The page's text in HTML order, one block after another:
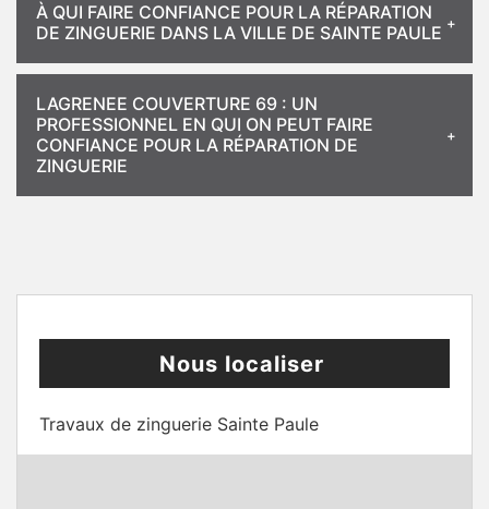
À QUI FAIRE CONFIANCE POUR LA RÉPARATION
DE ZINGUERIE DANS LA VILLE DE SAINTE PAULE
LAGRENEE COUVERTURE 69 : UN
PROFESSIONNEL EN QUI ON PEUT FAIRE
CONFIANCE POUR LA RÉPARATION DE
ZINGUERIE
Nous localiser
Travaux de zinguerie Sainte Paule